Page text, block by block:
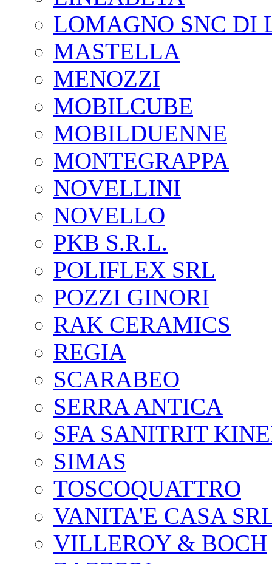
LOMAGNO SNC DI
MASTELLA
MENOZZI
MOBILCUBE
MOBILDUENNE
MONTEGRAPPA
NOVELLINI
NOVELLO
PKB S.R.L.
POLIFLEX SRL
POZZI GINORI
RAK CERAMICS
REGIA
SCARABEO
SERRA ANTICA
SFA SANITRIT
SIMAS
TOSCOQUATTRO
VANITA'E CASA
VILLEROY & BOCH